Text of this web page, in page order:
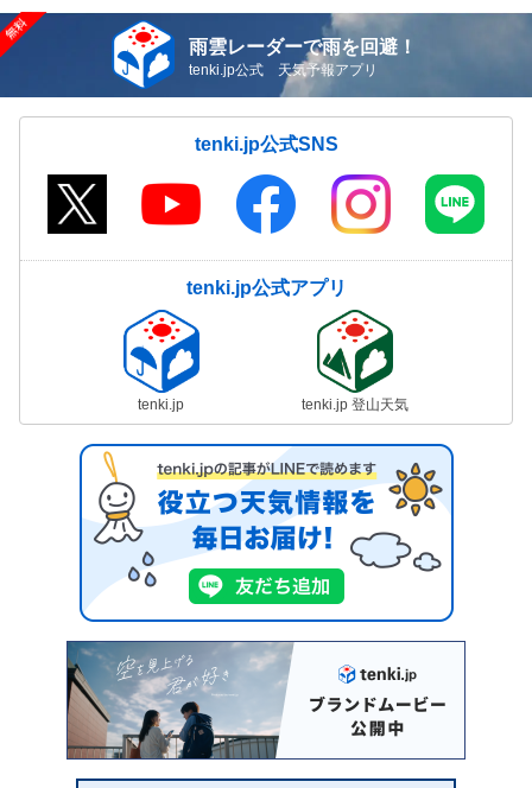
雨雲レーダーで雨を回避！
tenki.jp公式 天気予報アプリ
tenki.jp公式SNS
tenki.jp公式アプリ
tenki.jp tenki.jp 登山天気